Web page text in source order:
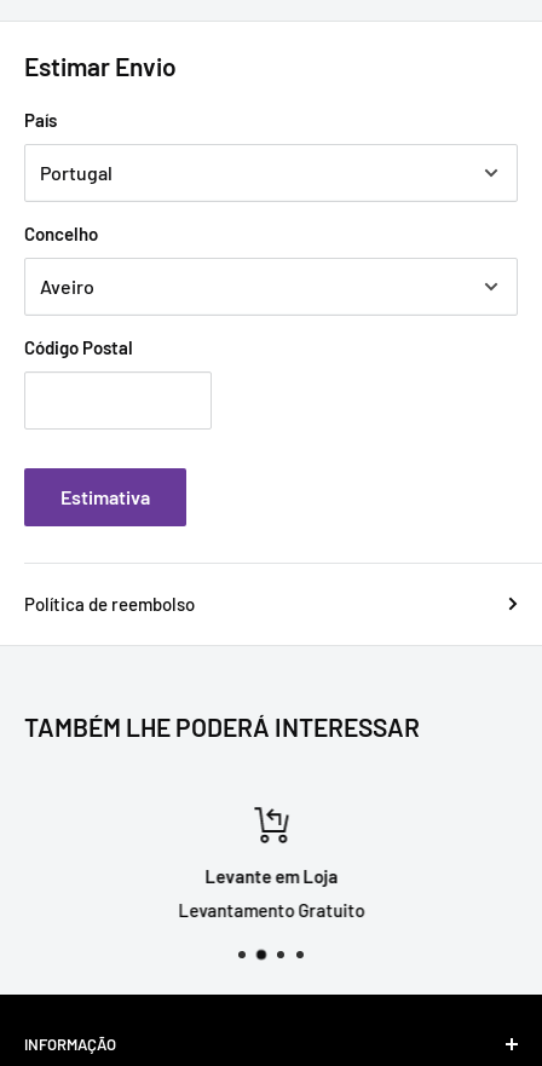
Estimar Envio
País
Concelho
Código Postal
Estimativa
Política de reembolso
TAMBÉM LHE PODERÁ INTERESSAR
Levante em Loja
Levantamento Gratuito
INFORMAÇÃO